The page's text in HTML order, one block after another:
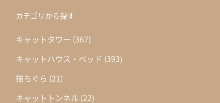
カテゴリから探す
キャットタワー (367)
キャットハウス・ベッド (393)
猫ちぐら (21)
キャットトンネル (22)